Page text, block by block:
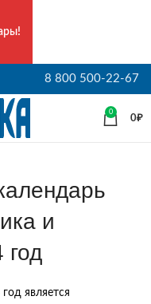
8 800 500-22-67
0
0₽
и
год
является